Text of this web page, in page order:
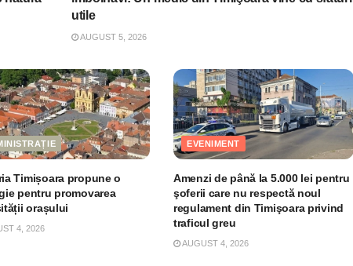
utile
AUGUST 5, 2026
Timișoara propune o
pentru promovarea
orașului
4, 2026
EVENIMENT
Amenzi de până la 5.000 lei pentru
şoferii care nu respectă noul
regulament din Timişoara privind
traficul greu
AUGUST 4, 2026